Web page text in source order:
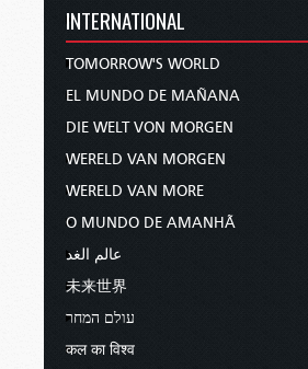
INTERNATIONAL
TOMORROW'S WORLD
EL MUNDO DE MAÑANA
DIE WELT VON MORGEN
WERELD VAN MORGEN
WERELD VAN MORE
O MUNDO DE AMANHÃ
عالم الغد
未来世界
עולם המחר
कल का विश्व